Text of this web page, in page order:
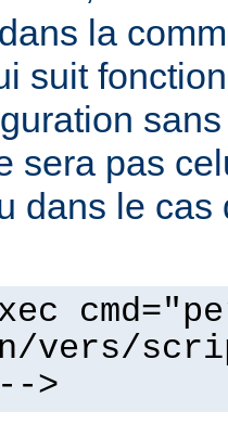
la
suit
sera pas
dans le cas
vers/
>